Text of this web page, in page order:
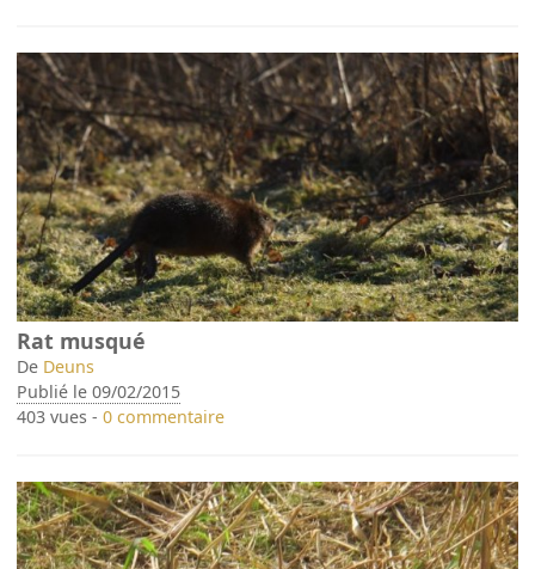
Rat musqué
De Deuns
Publié le 09/02/2015
403 vues -0 commentaire